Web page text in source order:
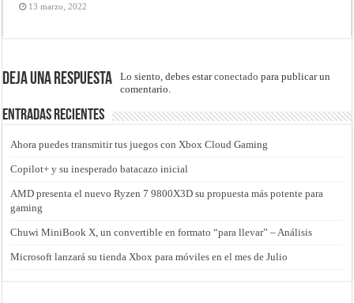
13 marzo, 2022
Deja una respuesta Lo siento, debes estarconectado para publicar un
comentario.
Entradas recientes
Ahora puedes transmitir tus juegos con Xbox Cloud Gaming
Copilot+ y su inesperado batacazo inicial
AMD presenta el nuevo Ryzen 7 9800X3D su propuesta más potente para
gaming
Chuwi MiniBook X, un convertible en formato “para llevar” – Análisis
Microsoft lanzará su tienda Xbox para móviles en el mes de Julio